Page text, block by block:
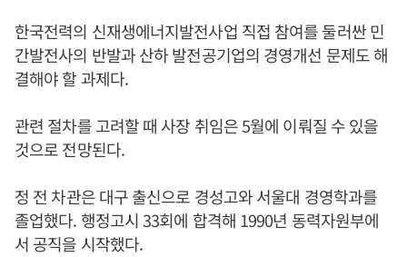
한국전력의 신재생에너지발전사업 직접 참여를 둘러싼 민
간발전사의 반발과 산하 발전공기업의 경영개선 문제도 해
결해야 할 과제다.
관련 절차를 고려할 때 사장 취임은 5월에 이뤄질 수 있을
것으로 전망된다.
정 전 차관은 대구 출신으로 경성고와 서울대 경영학과를
졸업했다. 행정고시 33회에 합격해 1990년 동력자원부에
서 공직을 시작했다.